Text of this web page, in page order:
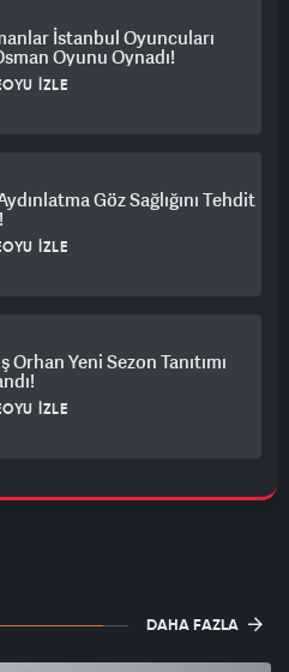
İstanbul Oyuncuları
Oyunu Oynadı!
İZLE
Göz Sağlığını Tehdit
İZLE
Orhan Yeni Sezon Tanıtımı
İZLE
DAHA FAZLA